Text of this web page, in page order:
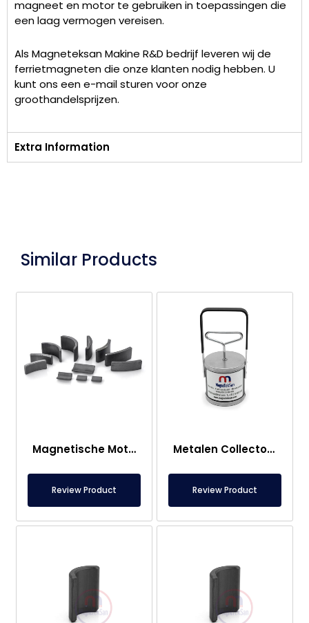
magneet en motor te gebruiken in toepassingen die
een laag vermogen vereisen.
Als Magneteksan Makine R&D bedrijf leveren wij de
ferrietmagneten die onze klanten nodig hebben. U
kunt ons een e-mail sturen voor onze
groothandelsprijzen.
Extra Information
Similar Products
Magnetische Motormagneet – Gebogen “Boog” Magneet
Review Product
Metalen Collector Magneet Met Ferrietmagneet – 25LBS
Review Product